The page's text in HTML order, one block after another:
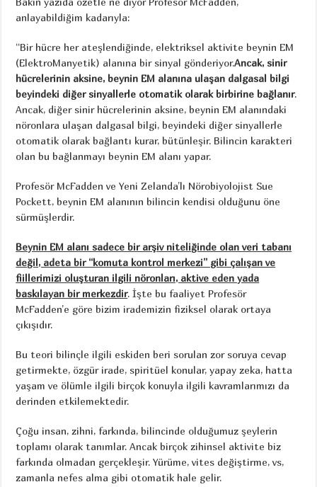
anlayabildiğim kadarıyla:
“Bir hücre her ateşlendiğinde, elektriksel aktivite beynin EM
(ElektroManyetik) alanına bir sinyal gönderiyor.Ancak, sinir
hücrelerinin aksine, beynin EM alanına ulaşan dalgasal bilgi
beyindeki diğer sinyallerle otomatik olarak birbirine bağlanır.
Ancak, diğer sinir hücrelerinin aksine, beynin EM alanındaki
nöronlara ulaşan dalgasal bilgi, beyindeki diğer sinyallerle
otomatik olarak bağlantı kurar, bütünleşir. Bilincin karakteri
olan bu bağlanmayı beynin EM alanı yapar.
Profesör McFadden ve Yeni Zelanda’lı Nörobiyolojist Sue
Pockett, beynin EM alanının bilincin kendisi olduğunu öne
sürmüşlerdir.
Beynin EM alanı sadece bir arşiv niteliğinde olan veri tabanı
değil, adeta bir “komuta kontrol merkezi” gibi çalışan ve
fiillerimizi oluşturan ilgili nöronları, aktive eden yada
baskılayan bir merkezdir. İşte bu faaliyet Profesör
McFadden’e göre bizim irademizin fiziksel olarak ortaya
çıkışıdır.
Bu teori bilinçle ilgili eskiden beri sorulan zor soruya cevap
getirmekte, özgür irade, spiritüel konular, yapay zeka, hatta
yaşam ve ölümle ilgili birçok konuyla ilgili kavramlarımızı da
derinden etkilemektedir.
Çoğu insan, zihni, farkında, bilincinde olduğumuz şeylerin
toplamı olarak tanımlar. Ancak birçok zihinsel aktivite biz
farkında olmadan gerçekleşir. Yürüme, vites değiştirme, vs,
zamanla nefes alma gibi otomatik hale gelir.